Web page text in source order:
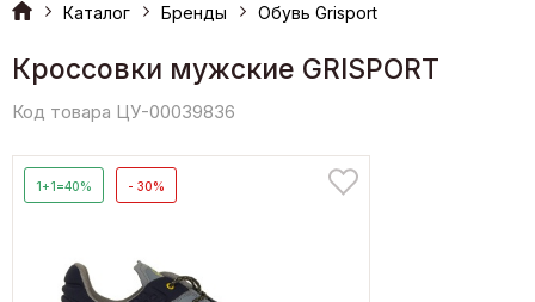
Каталог Бренды Обувь Grisport
Кроссовки мужские GRISPORT
Код товара ЦУ-00039836
1+1=40% - 30%